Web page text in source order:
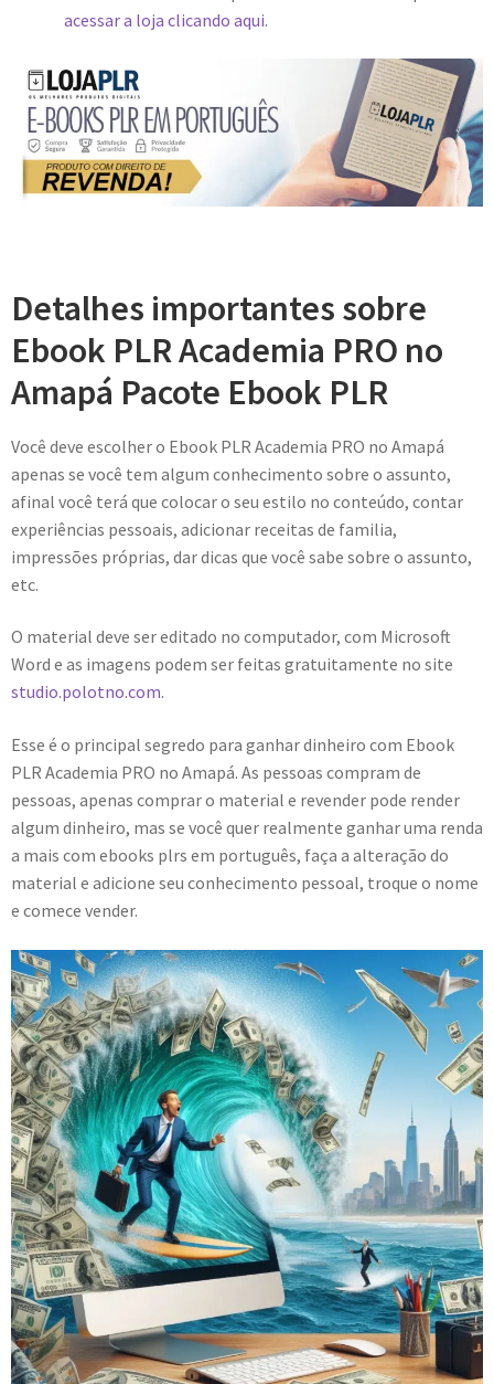
acessar a loja clicando aqui.
Detalhes importantes sobre
Ebook PLR Academia PRO no
Amapá Pacote Ebook PLR
Você deve escolher o Ebook PLR Academia PRO no Amapá
apenas se você tem algum conhecimento sobre o assunto,
afinal você terá que colocar o seu estilo no conteúdo, contar
experiências pessoais, adicionar receitas de familia,
impressões próprias, dar dicas que você sabe sobre o assunto,
etc.
O material deve ser editado no computador, com Microsoft
Word e as imagens podem ser feitas gratuitamente no site
studio.polotno.com.
Esse é o principal segredo para ganhar dinheiro com Ebook
PLR Academia PRO no Amapá. As pessoas compram de
pessoas, apenas comprar o material e revender pode render
algum dinheiro, mas se você quer realmente ganhar uma renda
a mais com ebooks plrs em português, faça a alteração do
material e adicione seu conhecimento pessoal, troque o nome
e comece vender.